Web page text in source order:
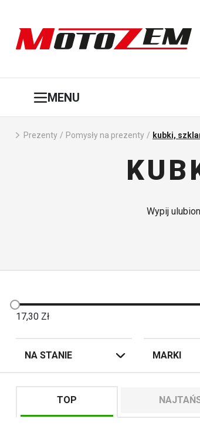
MENU
Prezenty / Pomysły na prezenty / kubki,
Wypij
17,30 Zł
NA STANIE MARKI
TOP